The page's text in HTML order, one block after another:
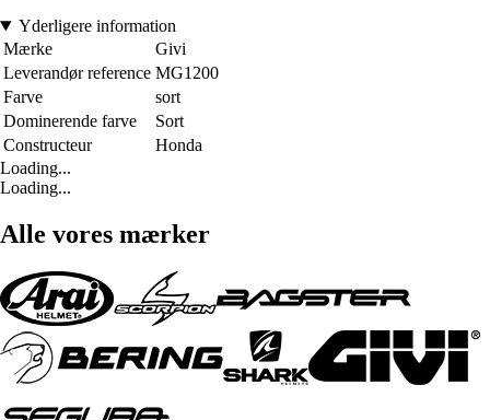
Yderligere information
Mærke
Givi
Leverandør reference MG1200
Farve
sort
Dominerende farve
Sort
Constructeur
Honda
Loading...
Loading...
Alle vores mærker